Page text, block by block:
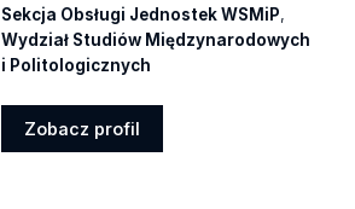
Sekcja Obsługi Jednostek WSMiP,
Wydział Studiów Międzynarodowych
i Politologicznych
Zobacz profil